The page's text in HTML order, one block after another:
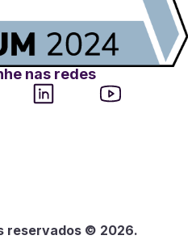
nas redes
reservados © 2026.